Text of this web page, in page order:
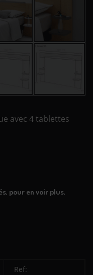
avec 4 tablettes
pour en voir plus,
Ref: